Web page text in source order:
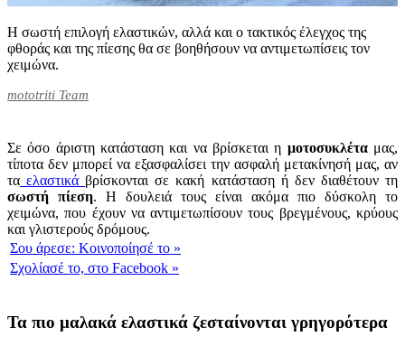
Η σωστή επιλογή ελαστικών, αλλά και ο τακτικός έλεγχος της
φθοράς και της πίεσης θα σε βοηθήσουν να αντιμετωπίσεις τον
χειμώνα.
mototriti Team
Σε όσο άριστη κατάσταση και να βρίσκεται η μοτοσυκλέτα μας,
τίποτα δεν μπορεί να εξασφαλίσει την ασφαλή μετακίνησή μας, αν
τα ελαστικά βρίσκονται σε κακή κατάσταση ή δεν διαθέτουν τη
σωστή πίεση. Η δουλειά τους είναι ακόμα πιο δύσκολη το
χειμώνα, που έχουν να αντιμετωπίσουν τους βρεγμένους, κρύους
και γλιστερούς δρόμους.
Σου άρεσε: Κοινοποίησέ το »
Σχολίασέ το, στο Facebook »
Τα πιο μαλακά ελαστικά ζεσταίνονται γρηγορότερα